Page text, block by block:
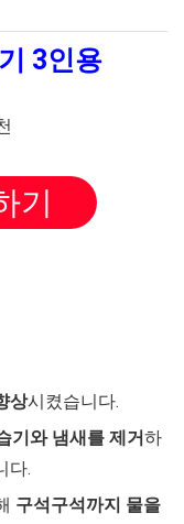
3인용
기
상시켰습니다.
기와 냄새를 제거하
다.
구석구석까지 물을